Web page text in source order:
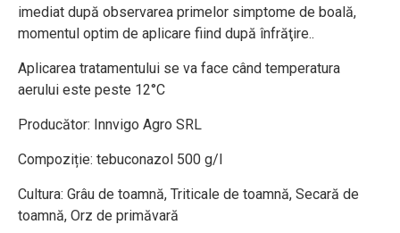
imediat după observarea primelor simptome de boală,
momentul optim de aplicare fiind după înfrăţire..
Aplicarea tratamentului se va face când temperatura
aerului este peste 12°C
Producător: Innvigo Agro SRL
Compoziție: tebuconazol 500 g/l
Cultura: Grâu de toamnă, Triticale de toamnă, Secară de
toamnă, Orz de primăvară